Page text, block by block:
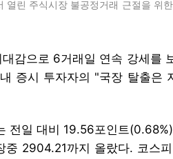
린 주식시장 불공정거래 근절을 위
감으로 6거래일 연속 강세를
증시 투자자의 "국장 탈출은
전일 대비 19.56포인트
중 2904.21까지 올랐다. 코스